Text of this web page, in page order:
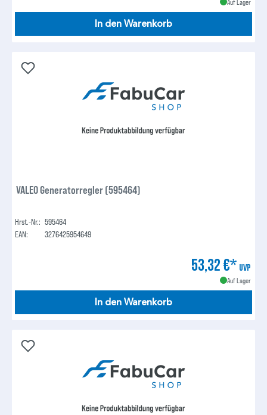
Auf Lager
In den Warenkorb
VALEO Generatorregler (595464)
Hrst.-Nr.: 595464
EAN:
3276425954649
53,32 €* UVP
Auf Lager
In den Warenkorb